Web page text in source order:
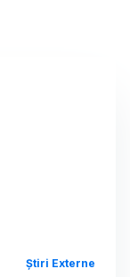
Știri Externe